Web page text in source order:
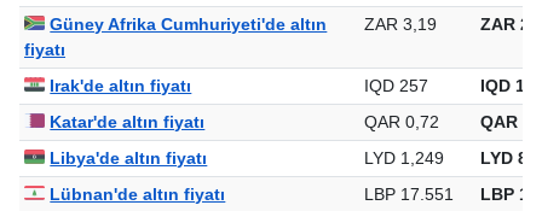
Güney Afrika Cumhuriyeti'de altın
fiyatı
ZAR 3,19 ZAR
Irak'de altın fiyatı IQD 257
IQD
Katar'de altın fiyatı
QAR 0,72
QAR
Libya'de altın fiyatı
LYD 1,249
LYD
Lübnan'de altın fiyatı
LBP 17.551
LBP